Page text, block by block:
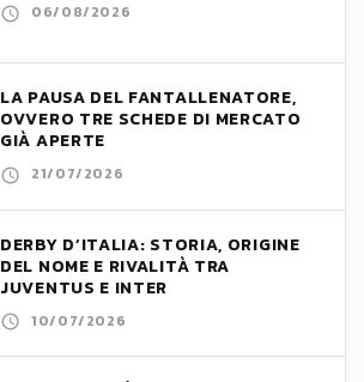
06/08/2026
LA PAUSA DEL FANTALLENATORE,
OVVERO TRE SCHEDE DI MERCATO
GIÀ APERTE
21/07/2026
DERBY D’ITALIA: STORIA, ORIGINE
DEL NOME E RIVALITÀ TRA
JUVENTUS E INTER
10/07/2026